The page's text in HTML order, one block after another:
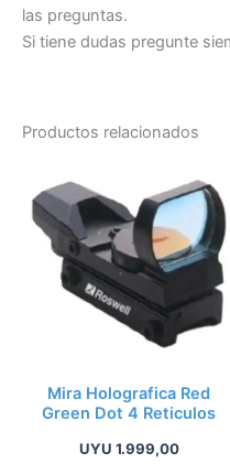
las preguntas.
Si tiene dudas pregunte
Productos relacionados
Mira Holografica Red
Green Dot 4 Reticulos
UYU 1.999,00